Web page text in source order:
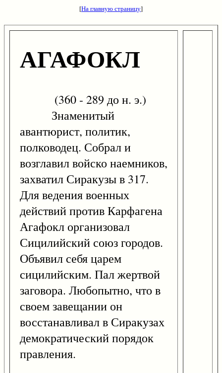
[На главную страницу]
АГАФОКЛ
(360 - 289 до н. э.)
Знаменитый
авантюрист, политик,
полководец. Собрал и
возглавил войско наемников,
захватил Сиракузы в 317.
Для ведения военных
действий против Карфагена
Агафокл организовал
Сицилийский союз городов.
Объявил себя царем
сицилийским. Пал жертвой
заговора. Любопытно, что в
своем завещании он
восстанавливал в Сиракузах
демократический порядок
правления.